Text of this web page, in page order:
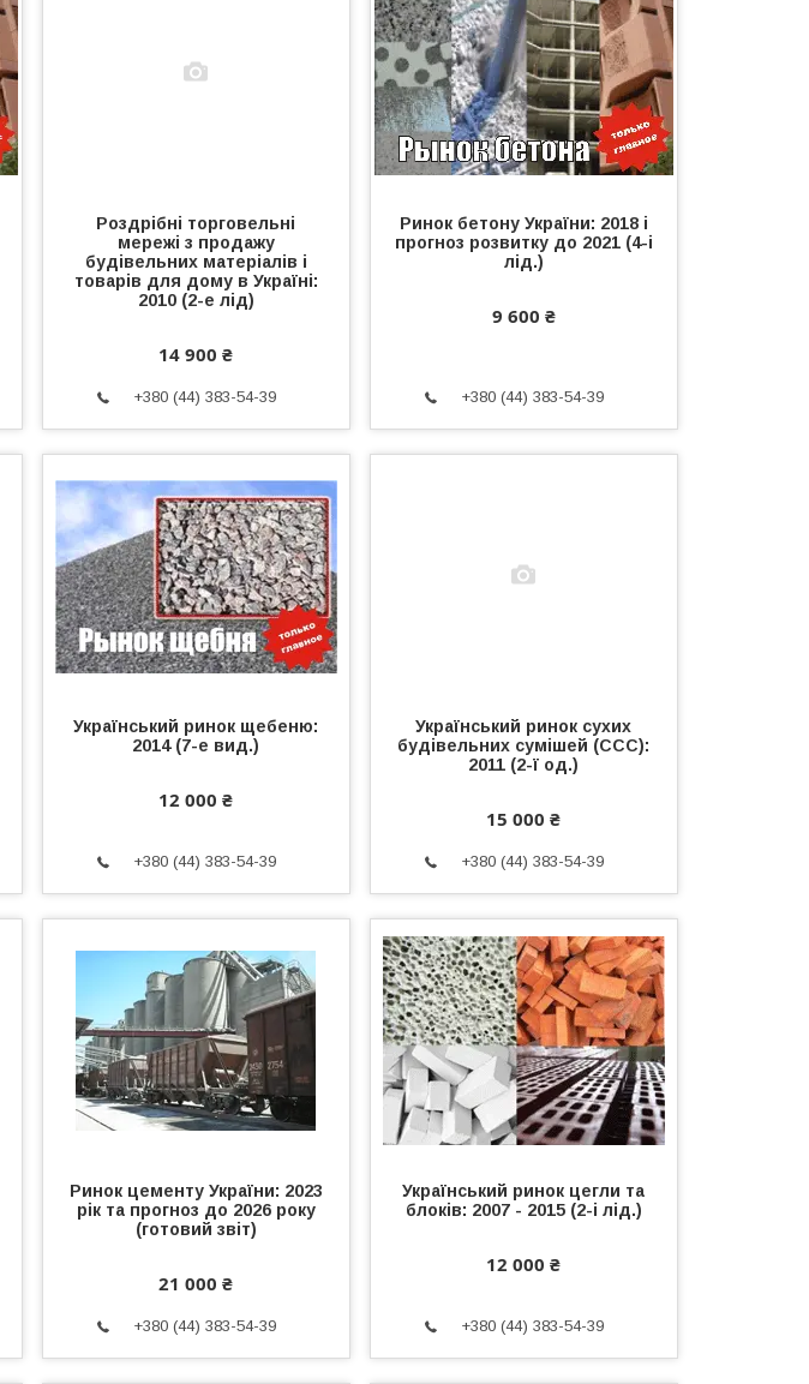
Роздрібні торговельні
мережі з продажу
будівельних матеріалів і
товарів для дому в Україні:
2010 (2-е лід)
14 900 ₴
+380 (44) 383-54-39
Ринок бетону України: 2018 і
прогноз розвитку до 2021 (4-і
лід.)
9 600 ₴
+380 (44) 383-54-39
Український ринок щебеню:
2014 (7-е вид.)
12 000 ₴
+380 (44) 383-54-39
Український ринок сухих
будівельних сумішей (CCC):
2011 (2-ї од.)
15 000 ₴
+380 (44) 383-54-39
Ринок цементу України: 2023
рік та прогноз до 2026 року
(готовий звіт)
21 000 ₴
+380 (44) 383-54-39
Український ринок цегли та
блоків: 2007 - 2015 (2-і лід.)
12 000 ₴
+380 (44) 383-54-39